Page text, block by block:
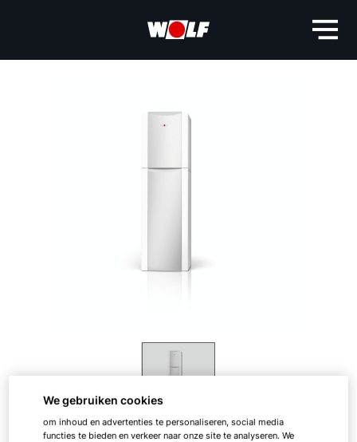
We gebruiken cookies
om inhoud en advertenties te personaliseren, social media
functies te bieden en verkeer naar onze site te analyseren. We